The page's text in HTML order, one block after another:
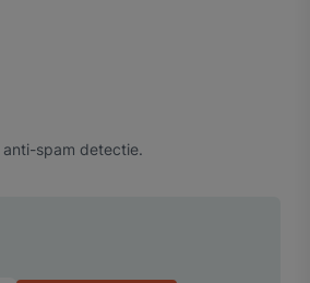
spam detectie.